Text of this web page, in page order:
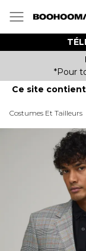
*Pour
Ce site
Costumes Et Tailleurs